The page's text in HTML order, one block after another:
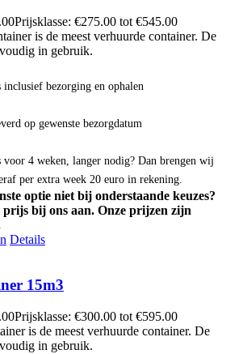
Prijsklasse: €275.00 tot €545.00
is de meest verhuurde container. De
in gebruik.
inclusief bezorging en ophalen
op gewenste bezorgdatum
voor 4 weken, langer nodig? Dan brengen wij
per extra week 20 euro in rekening.
optie niet bij onderstaande keuzes?
prijs bij ons aan. Onze prijzen zijn
Details
15m3
Prijsklasse: €300.00 tot €595.00
is de meest verhuurde container. De
in gebruik.